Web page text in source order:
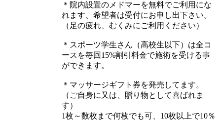
＊院内設置のメドマーを無料でご利用にな
れます、希望者は受付にお申し出下さい。
（足の疲れ、むくみにご利用ください）
＊スポーツ学生さん（高校生以下）は全コ
ースを毎回15%割引料金で施術を受ける事
ができます。
＊マッサージギフト券を発売してます。
（ご自身に又は、贈り物として喜ばれま
す）
1枚～数枚まで何枚でも可、10枚以上で10％